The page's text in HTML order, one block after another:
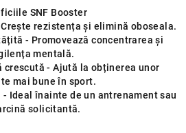
SNF Booster
rezistența și elimină oboseala.
- Promovează concentrarea și
mentală.
crescută - Ajută la obținerea unor
mai bune în sport.
Ideal înainte de un antrenament sau
solicitantă.